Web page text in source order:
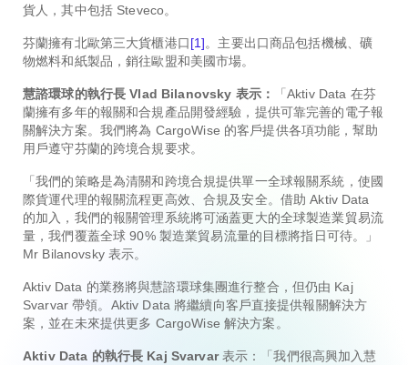
貨人，其中包括 Steveco。
芬蘭擁有北歐第三大貨櫃港口[1]。主要出口商品包括機械、礦
物燃料和紙製品，銷往歐盟和美國市場。
慧諮環球的執行長 Vlad Bilanovsky 表示：
「Aktiv Data 在芬
蘭擁有多年的報關和合規產品開發經驗，提供可靠完善的電子報
關解決方案。我們將為 CargoWise 的客戶提供各項功能，幫助
用戶遵守芬蘭的跨境合規要求。
「我們的策略是為清關和跨境合規提供單一全球報關系統，使國
際貨運代理的報關流程更高效、合規及安全。借助 Aktiv Data
的加入，我們的報關管理系統將可涵蓋更大的全球製造業貿易流
量，我們覆蓋全球 90% 製造業貿易流量的目標將指日可待。」
Mr Bilanovsky 表示。
Aktiv Data 的業務將與慧諮環球集團進行整合，但仍由 Kaj
Svarvar 帶領。Aktiv Data 將繼續向客戶直接提供報關解決方
案，並在未來提供更多 CargoWise 解決方案。
Aktiv Data 的執行長 Kaj Svarvar表示：「我們很高興加入慧